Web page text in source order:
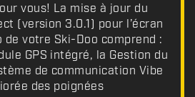
vous! La mise à jour du
(version 3.0.1) pour l’écran
votre Ski-Doo comprend :
GPS intégré, la Gestion du
de communication Vibe
des poignées